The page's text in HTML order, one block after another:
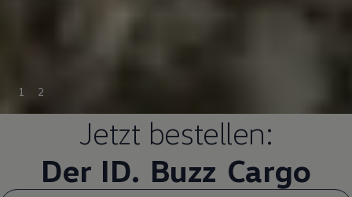
1 2
Jetzt bestellen:
Der ID. Buzz Cargo